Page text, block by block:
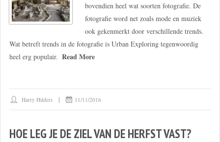
bovendien heel wat soorten fotografie. De
fotografie word net zoals mode en muziek
ook gekenmerkt door verschillende trends.
Wat betreft trends in de fotografie is Urban Exploring tegenwoordig
heel erg populair. Read More
Harry Hilders 11/11/2016
HOE LEG JE DE ZIEL VAN DE HERFST VAST?